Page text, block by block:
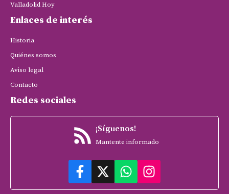
Valladolid Hoy
Enlaces de interés
Historia
Quiénes somos
Aviso legal
Contacto
Redes sociales
¡Síguenos!
Mantente informado